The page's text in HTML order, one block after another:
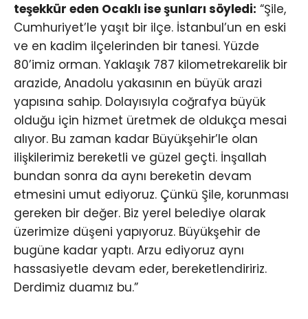
teşekkür eden Ocaklı ise şunları söyledi: “Şile,
Cumhuriyet’le yaşıt bir ilçe. İstanbul’un en eski
ve en kadim ilçelerinden bir tanesi. Yüzde
80’imiz orman. Yaklaşık 787 kilometrekarelik bir
arazide, Anadolu yakasının en büyük arazi
yapısına sahip. Dolayısıyla coğrafya büyük
olduğu için hizmet üretmek de oldukça mesai
alıyor. Bu zaman kadar Büyükşehir’le olan
ilişkilerimiz bereketli ve güzel geçti. İnşallah
bundan sonra da aynı bereketin devam
etmesini umut ediyoruz. Çünkü Şile, korunması
gereken bir değer. Biz yerel belediye olarak
üzerimize düşeni yapıyoruz. Büyükşehir de
bugüne kadar yaptı. Arzu ediyoruz aynı
hassasiyetle devam eder, bereketlendiririz.
Derdimiz duamız bu.”